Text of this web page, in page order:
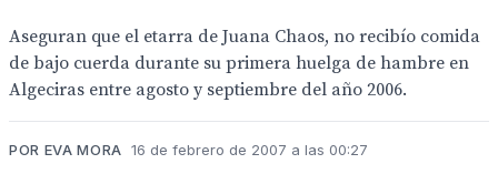
Aseguran que el etarra de Juana Chaos, no recibío comida
de bajo cuerda durante su primera huelga de hambre en
Algeciras entre agosto y septiembre del año 2006.
POR EVA MORA 16 de febrero de 2007 a las 00:27